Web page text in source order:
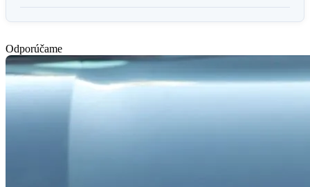
Odporúčame